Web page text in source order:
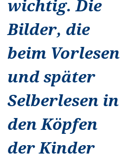
wichtig. Die
Bilder, die
beim Vorlesen
und später
Selberlesen in
den Köpfen
der Kinder